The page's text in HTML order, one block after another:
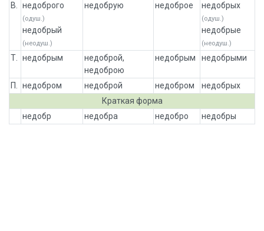
В.
недоброго
(одуш.)
недобрый
(неодуш.)
недобрую недоброе недобрых
(одуш.)
недобрые
(неодуш.)
Т. недобрым
недоброй,
недоброю
недобрым недобрыми
П. недобром недоброй недобром
недобрых
Краткая форма
недобр
недобра недобро недобры